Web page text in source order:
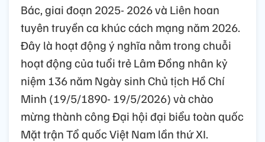
Bác, giai đoạn 2025- 2026 và Liên hoan
tuyên truyền ca khúc cách mạng năm 2026.
Đây là hoạt động ý nghĩa nằm trong chuỗi
hoạt động của tuổi trẻ Lâm Đồng nhân kỷ
niệm 136 năm Ngày sinh Chủ tịch Hồ Chí
Minh (19/5/1890- 19/5/2026) và chào
mừng thành công Đại hội đại biểu toàn quốc
Mặt trận Tổ quốc Việt Nam lần thứ XI.